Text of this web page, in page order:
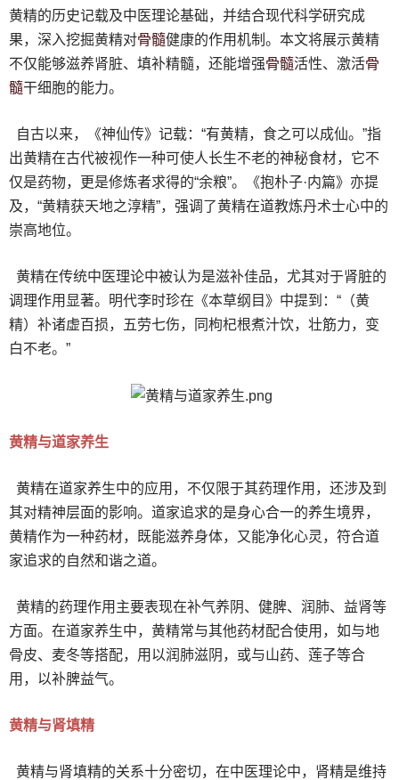
黄精的历史记载及中医理论基础，并结合现代科学研究成
果，深入挖掘黄精对骨髓健康的作用机制。本文将展示黄精
不仅能够滋养肾脏、填补精髓，还能增强骨髓活性、激活骨
髓干细胞的能力。
自古以来，《神仙传》记载：“有黄精，食之可以成仙。”指
出黄精在古代被视作一种可使人长生不老的神秘食材，它不
仅是药物，更是修炼者求得的“余粮”。《抱朴子·内篇》亦提
及，“黄精获天地之淳精”，强调了黄精在道教炼丹术士心中的
崇高地位。
黄精在传统中医理论中被认为是滋补佳品，尤其对于肾脏的
调理作用显著。明代李时珍在《本草纲目》中提到：“（黄
精）补诸虚百损，五劳七伤，同枸杞根煮汁饮，壮筋力，变
白不老。”
黄精与道家养生
黄精在道家养生中的应用，不仅限于其药理作用，还涉及到
其对精神层面的影响。道家追求的是身心合一的养生境界，
黄精作为一种药材，既能滋养身体，又能净化心灵，符合道
家追求的自然和谐之道。
黄精的药理作用主要表现在补气养阴、健脾、润肺、益肾等
方面。在道家养生中，黄精常与其他药材配合使用，如与地
骨皮、麦冬等搭配，用以润肺滋阴，或与山药、莲子等合
用，以补脾益气。
黄精与肾填精
黄精与肾填精的关系十分密切，在中医理论中，肾精是维持